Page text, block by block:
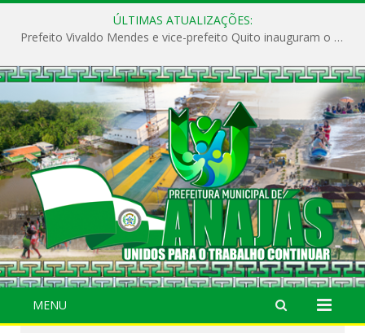
ÚLTIMAS ATUALIZAÇÕES:
Prefeito Vivaldo Mendes e vice-prefeito Quito inauguram o CAPS e fortalecem a saúde pública em Anajás.
MENU